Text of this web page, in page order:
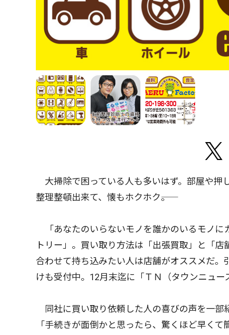
大掃除で困っている人も多いはず。部屋や押
整理整頓出来て、懐もホクホク――。
「あなたのいらないモノを誰かのいるモノに
トリー」。買い取り方法は「出張買取」と「
合わせて持ち込みたい人は店舗がオススメだ
けも受付中。12月末迄に「ＴＮ（タウンニュー
同社に買い取り依頼した人の喜びの声を一部
「手続きが面倒かと思ったら、驚くほど早く